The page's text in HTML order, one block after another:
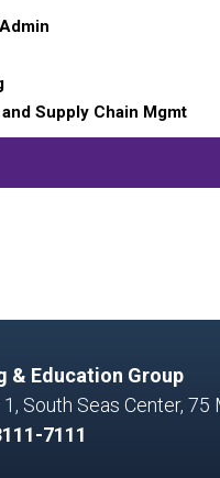
Supply Chain Mgmt
& Education Group
South Seas Center,
7111